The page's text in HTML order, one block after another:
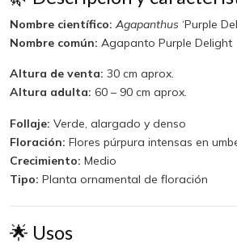
Nombre científico: Agapanthus‘Purple
Nombre común: Agapanto Purple Delight
Altura de venta: 30 cm aprox.
Altura adulta: 60 – 90 cm aprox.
Follaje: Verde, alargado y denso
Floración: Flores púrpura intensas en
Crecimiento: Medio
Tipo: Planta ornamental de floración
🌟 Usos